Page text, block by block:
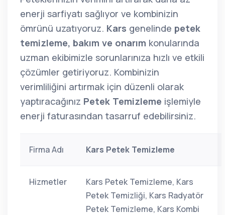
enerji sarfiyatı sağlıyor ve kombinizin
ömrünü uzatıyoruz. Kars genelinde petek
temizleme, bakım ve onarım konularında
uzman ekibimizle sorunlarınıza hızlı ve etkili
çözümler getiriyoruz. Kombinizin
verimliliğini artırmak için düzenli olarak
yaptıracağınız Petek Temizleme işlemiyle
enerji faturasından tasarruf edebilirsiniz.
Firma Adı Kars Petek Temizleme
Hizmetler
Kars Petek Temizleme, Kars
Petek Temizliği, Kars Radyatör
Petek Temizleme, Kars Kombi